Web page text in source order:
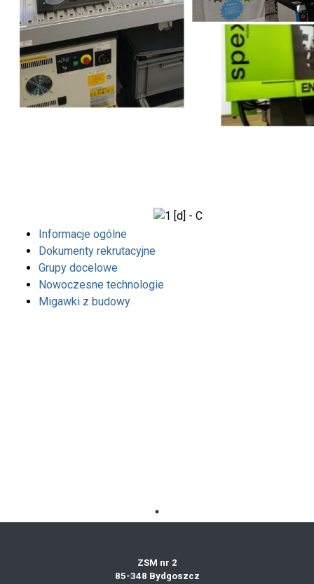
Informacje ogólne
Dokumenty rekrutacyjne
Grupy docelowe
Nowoczesne technologie
Migawki z budowy
ZSM nr 2
85-348 Bydgoszcz